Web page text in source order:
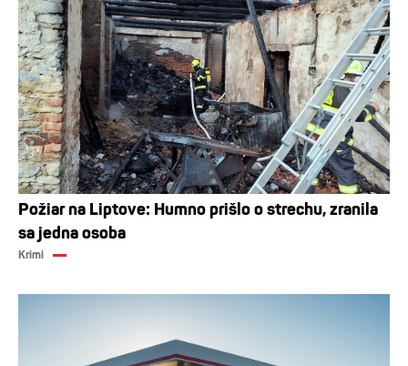
Požiar na Liptove: Humno prišlo o strechu, zranila
sa jedna osoba
Krimi